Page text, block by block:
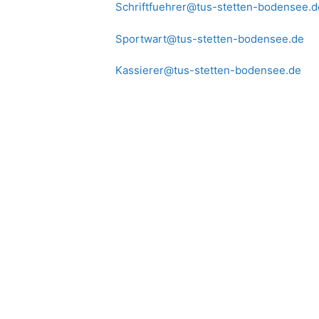
Schriftfuehrer@tus-stetten-
Sportwart@tus-stetten-bodensee.de
Kassierer@tus-stetten-bodensee.de